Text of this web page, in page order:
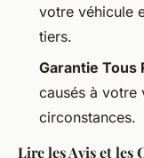
votre véhicule
tiers.
Garantie Tous
causés à votre
circonstances.
Lire les Avis et les